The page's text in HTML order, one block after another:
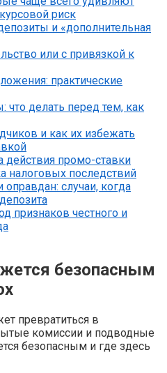
риск
и «дополнительная
или с привязкой к
практические
что делать перед тем, как
и как их избежать
действия промо-ставки
налоговых последствий
случаи, когда
признаков честного и
безопасным